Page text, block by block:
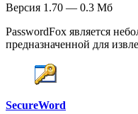
Версия 1.70 — 0.3 Мб
PasswordFox является
предназначенной для
SecureWord